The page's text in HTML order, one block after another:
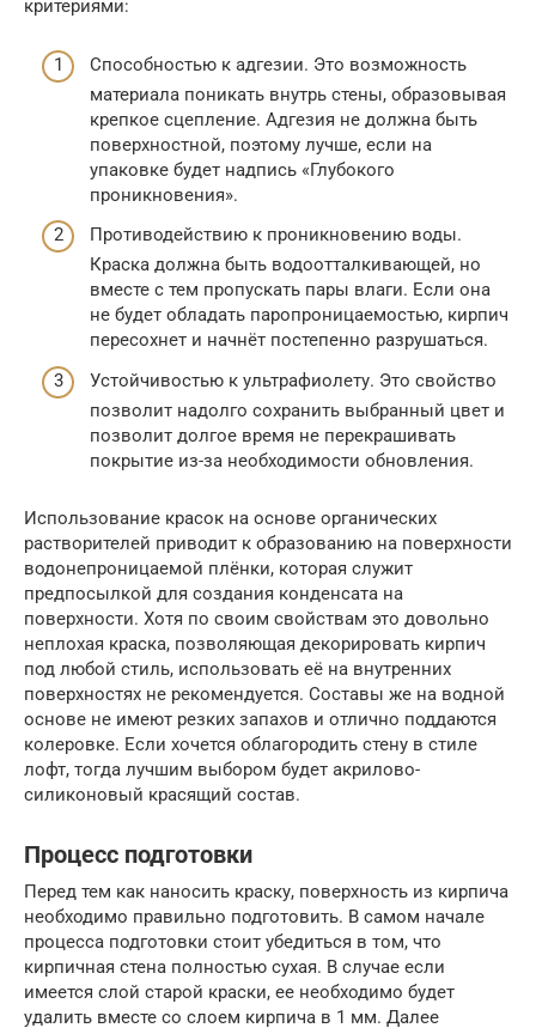
критериями:
Способностью к адгезии. Это возможность
материала поникать внутрь стены, образовывая
крепкое сцепление. Адгезия не должна быть
поверхностной, поэтому лучше, если на
упаковке будет надпись «Глубокого
проникновения».
Противодействию к проникновению воды.
Краска должна быть водоотталкивающей, но
вместе с тем пропускать пары влаги. Если она
не будет обладать паропроницаемостью, кирпич
пересохнет и начнёт постепенно разрушаться.
Устойчивостью к ультрафиолету. Это свойство
позволит надолго сохранить выбранный цвет и
позволит долгое время не перекрашивать
покрытие из-за необходимости обновления.
Использование красок на основе органических
растворителей приводит к образованию на поверхности
водонепроницаемой плёнки, которая служит
предпосылкой для создания конденсата на
поверхности. Хотя по своим свойствам это довольно
неплохая краска, позволяющая декорировать кирпич
под любой стиль, использовать её на внутренних
поверхностях не рекомендуется. Составы же на водной
основе не имеют резких запахов и отлично поддаются
колеровке. Если хочется облагородить стену в стиле
лофт, тогда лучшим выбором будет акрилово-
силиконовый красящий состав.
Процесс подготовки
Перед тем как наносить краску, поверхность из кирпича
необходимо правильно подготовить. В самом начале
процесса подготовки стоит убедиться в том, что
кирпичная стена полностью сухая. В случае если
имеется слой старой краски, ее необходимо будет
удалить вместе со слоем кирпича в 1 мм. Далее